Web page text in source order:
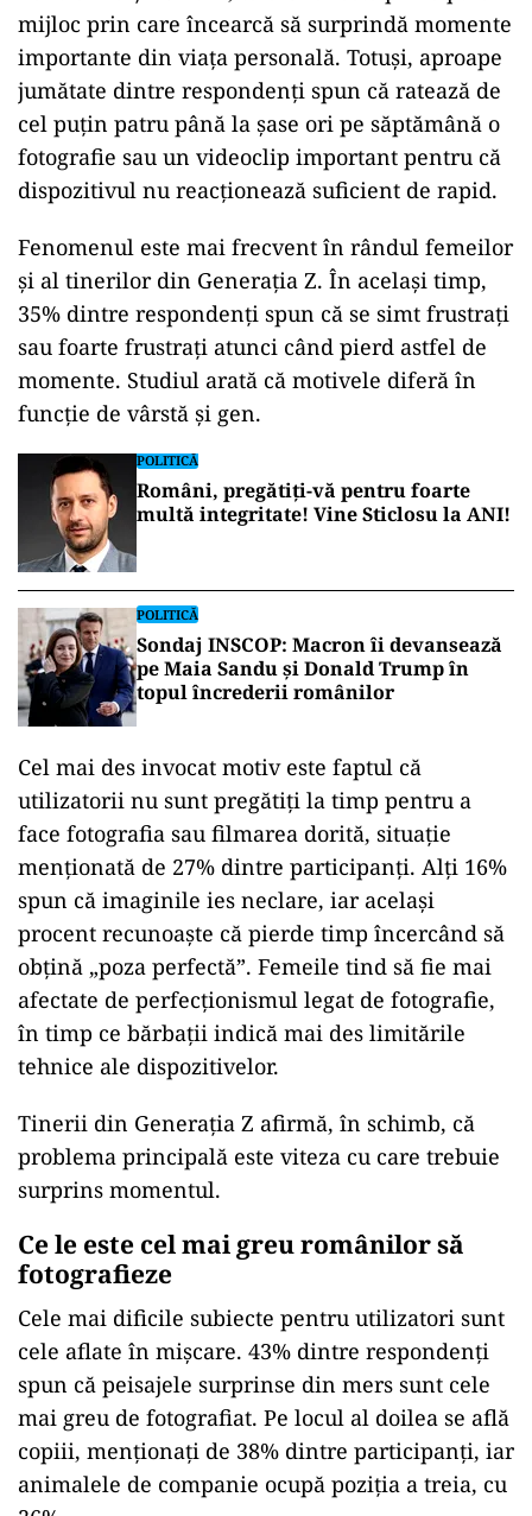
mijloc prin care încearcă să surprindă momente
importante din viața personală. Totuși, aproape
jumătate dintre respondenți spun că ratează de
cel puțin patru până la șase ori pe săptămână o
fotografie sau un videoclip important pentru că
dispozitivul nu reacționează suficient de rapid.
Fenomenul este mai frecvent în rândul femeilor
și al tinerilor din Generația Z. În același timp,
35% dintre respondenți spun că se simt frustrați
sau foarte frustrați atunci când pierd astfel de
momente. Studiul arată că motivele diferă în
funcție de vârstă și gen.
POLITICĂ
Români, pregătiți-vă pentru foarte
multă integritate! Vine Sticlosu la ANI!
POLITICĂ
Sondaj INSCOP: Macron îi devansează
pe Maia Sandu și Donald Trump în
topul încrederii românilor
Cel mai des invocat motiv este faptul că
utilizatorii nu sunt pregătiți la timp pentru a
face fotografia sau filmarea dorită, situație
menționată de 27% dintre participanți. Alți 16%
spun că imaginile ies neclare, iar același
procent recunoaște că pierde timp încercând să
obțină „poza perfectă”. Femeile tind să fie mai
afectate de perfecționismul legat de fotografie,
în timp ce bărbații indică mai des limitările
tehnice ale dispozitivelor.
Tinerii din Generația Z afirmă, în schimb, că
problema principală este viteza cu care trebuie
surprins momentul.
Ce le este cel mai greu românilor să
fotografieze
Cele mai dificile subiecte pentru utilizatori sunt
cele aflate în mișcare. 43% dintre respondenți
spun că peisajele surprinse din mers sunt cele
mai greu de fotografiat. Pe locul al doilea se află
copiii, menționați de 38% dintre participanți, iar
animalele de companie ocupă poziția a treia, cu